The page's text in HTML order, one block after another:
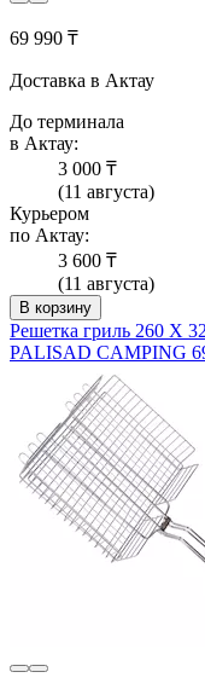
69 990 ₸
Доставка в Актау
До терминала
в Актау:
3 000 ₸
(11 августа)
Курьером
по Актау:
3 600 ₸
(11 августа)
В корзину
Решетка гриль 260 Х
PALISAD CAMPING